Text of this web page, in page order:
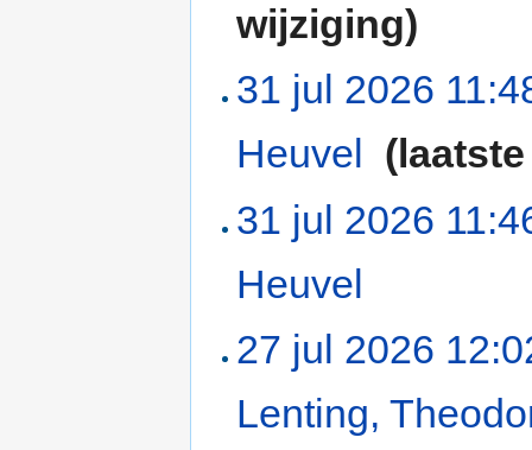
wijziging)
31 jul 2026
Heuvel
31 jul 2026
Heuvel
27 jul 2026
Lenting,